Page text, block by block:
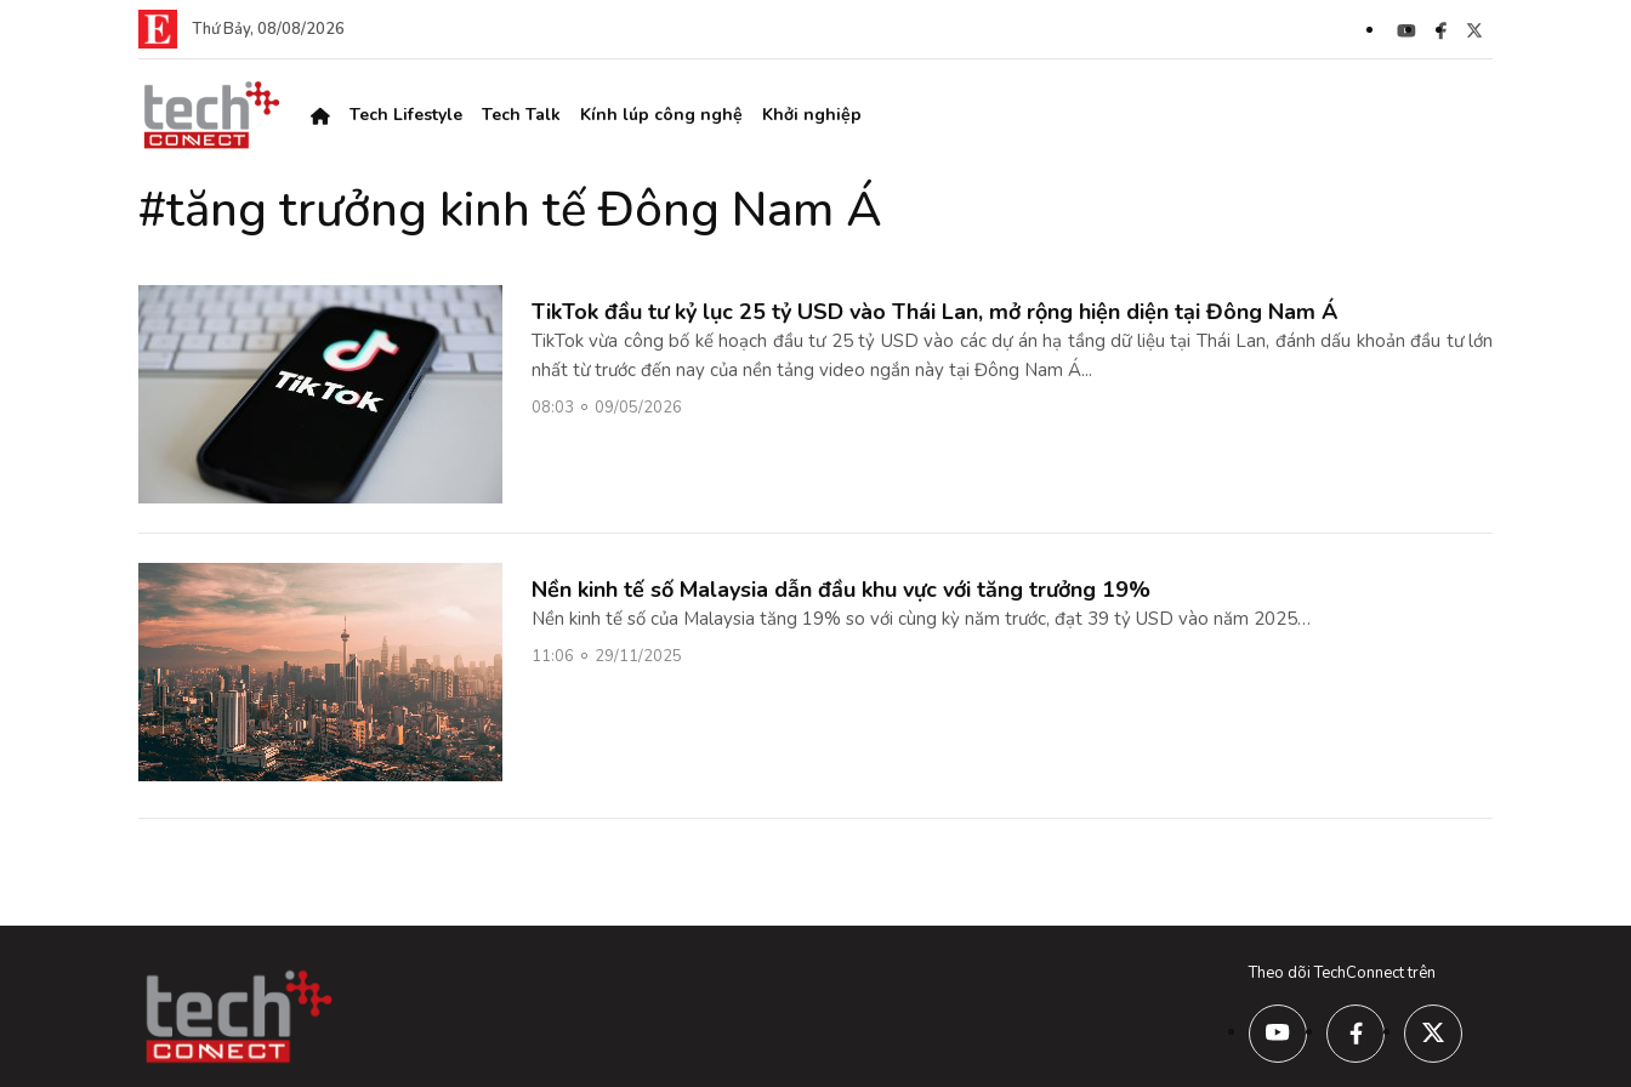
Thứ Bảy, 08/08/2026
Tech Lifestyle Tech Talk Kính lúp công nghệ Khởi nghiệp
#tăng trưởng kinh tế Đông Nam Á
TikTok đầu tư kỷ lục 25 tỷ USD vào Thái Lan, mở rộng hiện diện tại Đông Nam Á
TikTok vừa công bố kế hoạch đầu tư 25 tỷ USD vào các dự án hạ tầng dữ liệu tại Thái Lan, đánh dấu khoản đầu tư lớn
nhất từ trước đến nay của nền tảng video ngắn này tại Đông Nam Á...
08:03 09/05/2026
Nền kinh tế số Malaysia dẫn đầu khu vực với tăng trưởng 19%
Nền kinh tế số của Malaysia tăng 19% so với cùng kỳ năm trước, đạt 39 tỷ USD vào năm 2025…
11:06 29/11/2025
Theo dõi TechConnect trên